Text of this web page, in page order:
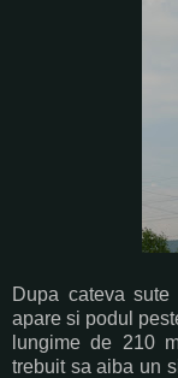
Dupa cateva
apare si podul
lungime de 210
trebuit sa aiba un